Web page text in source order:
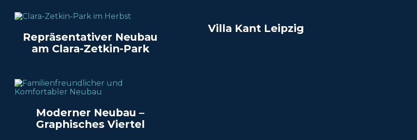
Repräsentativer Neubau
am Clara-Zetkin-Park
Villa Kant Leipzig
Moderner Neubau –
Graphisches Viertel